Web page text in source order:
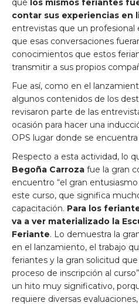
que los mismos feriantes
contar sus experiencias en
entrevistas que un
que esas conversaciones
conocimientos que estos
transmitir a sus propios
Fue así, como en el
algunos contenidos de los
revisaron parte de las
ocasión para hacer una
OPS lugar donde se
Respecto a esta actividad, lo
Begoña Carroza fue la gran
encuentro “el gran
este curso, que significa
capacitación. Para los
va a ver materializado la
Feriante. Lo demuestra la
en el lanzamiento, el trabajo
feriantes y la gran solicitud
proceso de inscripción al
un hito muy significativo,
requiere diversas